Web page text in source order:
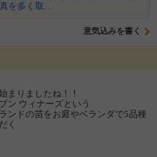
を多く取…
意気込みを書く
まりましたね！！
ン ウィナーズという
ンドの苗をお庭やベランダで5品種
く